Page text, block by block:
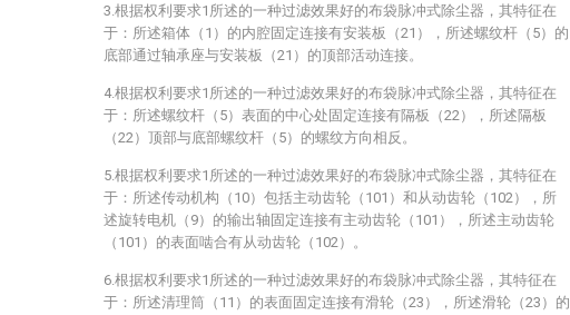
3.根据权利要求1所述的一种过滤效果好的布袋脉冲式除尘器，其特征在
于：所述箱体（1）的内腔固定连接有安装板（21），所述螺纹杆（5）的
底部通过轴承座与安装板（21）的顶部活动连接。
4.根据权利要求1所述的一种过滤效果好的布袋脉冲式除尘器，其特征在
于：所述螺纹杆（5）表面的中心处固定连接有隔板（22），所述隔板
（22）顶部与底部螺纹杆（5）的螺纹方向相反。
5.根据权利要求1所述的一种过滤效果好的布袋脉冲式除尘器，其特征在
于：所述传动机构（10）包括主动齿轮（101）和从动齿轮（102），所
述旋转电机（9）的输出轴固定连接有主动齿轮（101），所述主动齿轮
（101）的表面啮合有从动齿轮（102）。
6.根据权利要求1所述的一种过滤效果好的布袋脉冲式除尘器，其特征在
于：所述清理筒（11）的表面固定连接有滑轮（23），所述滑轮（23）的